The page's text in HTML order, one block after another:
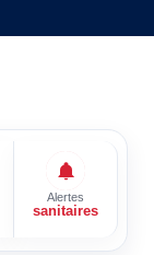
Alertes
sanitaires